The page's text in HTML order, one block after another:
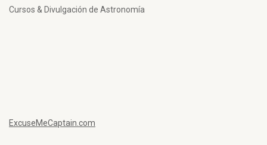
Cursos & Divulgación de Astronomía
ExcuseMeCaptain.com